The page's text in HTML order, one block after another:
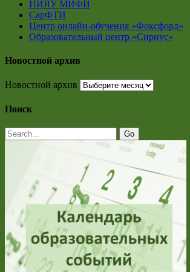
НИЯУ МИФИ
СарФТИ
Центр онлайн-обучения «Фоксфорд»
Образовательный центр «Сириус»
Новостной архив
Новостной архив
Поиск